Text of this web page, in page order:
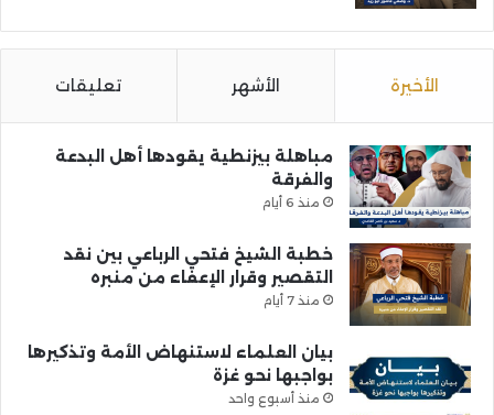
الأخيرة الأشهر تعليقات
مباهلة بيزنطية يقودها أهل البدعة
والفرقة
منذ 6 أيام
خطبة الشيخ فتحي الرباعي بين نقد
التقصير وقرار الإعفاء من منبره
منذ 7 أيام
بيان العلماء لاستنهاض الأمة وتذكيرها
بواجبها نحو غزة
منذ أسبوع واحد